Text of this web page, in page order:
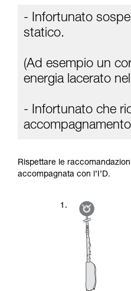
- Infortunato
statico.
(Ad esempio un
energia lacerato
- Infortunato che
Rispettare le
accompagnata con l’I’D.